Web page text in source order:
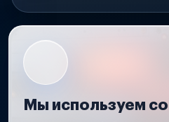
Мы используем